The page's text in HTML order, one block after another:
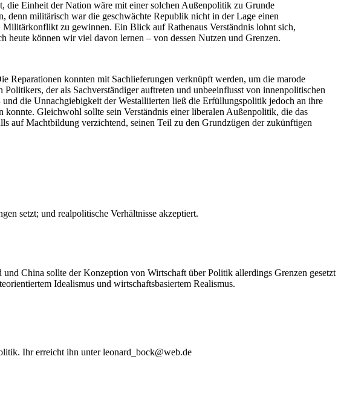
die Einheit der Nation wäre mit einer solchen Außenpolitik zu Grunde
denn militärisch war die geschwächte Republik nicht in der Lage einen
Militärkonflikt zu gewinnen. Ein Blick auf Rathenaus Verständnis lohnt sich,
heute können wir viel davon lernen – von dessen Nutzen und Grenzen.
Reparationen konnten mit Sachlieferungen verknüpft werden, um die marode
der als Sachverständiger auftreten und unbeeinflusst von innenpolitischen
die Unnachgiebigkeit der Westalliierten ließ die Erfüllungspolitik jedoch an ihre
Gleichwohl sollte sein Verständnis einer liberalen Außenpolitik, die das
auf Machtbildung verzichtend, seinen Teil zu den Grundzügen der zukünftigen
setzt; und realpolitische Verhältnisse akzeptiert.
China sollte der Konzeption von Wirtschaft über Politik allerdings Grenzen gesetzt
Idealismus und wirtschaftsbasiertem Realismus.
Ihr erreicht ihn unter leonard_bock@web.de